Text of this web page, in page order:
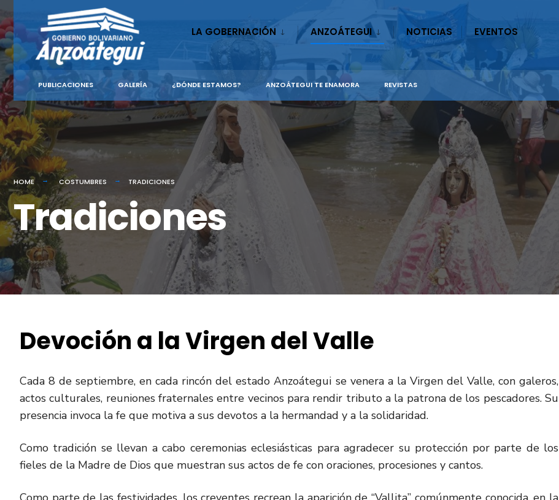
LA GOBERNACIÓN ANZOÁTEGUI NOTICIAS EVENTOS
PUBLICACIONES GALERÍA ¿DÓNDE ESTAMOS? ANZOÁTEGUI TE ENAMORA REVISTAS
HOME COSTUMBRES TRADICIONES
Tradiciones
Devoción a la Virgen del Valle
Cada 8 de septiembre, en cada rincón del estado Anzoátegui se venera a la Virgen del Valle, con galeros,
actos culturales, reuniones fraternales entre vecinos para rendir tributo a la patrona de los pescadores. Su
presencia invoca la fe que motiva a sus devotos a la hermandad y a la solidaridad.
Como tradición se llevan a cabo ceremonias eclesiásticas para agradecer su protección por parte de los
fieles de la Madre de Dios que muestran sus actos de fe con oraciones, procesiones y cantos.